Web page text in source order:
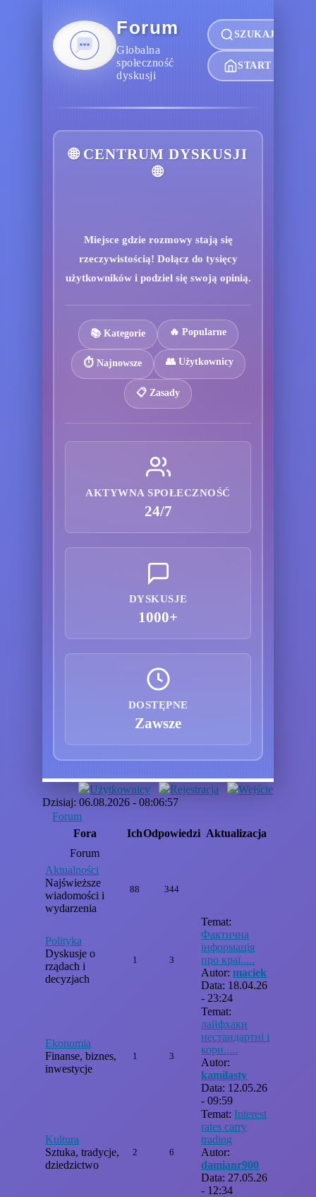
Forum
Globalna
społeczność
dyskusji
SZUKAJ
START
🌐 CENTRUM DYSKUSJI
🌐
Miejsce gdzie rozmowy stają się
rzeczywistością! Dołącz do tysięcy
użytkowników i podziel się swoją opinią.
📚 Kategorie 🔥 Popularne
⏱️ Najnowsze 👥 Użytkownicy
📋 Zasady
AKTYWNA SPOŁECZNOŚĆ
24/7
DYSKUSJE
1000+
DOSTĘPNE
Zawsze
Użytkownicy Rejestracja
Wejście
Dzisiaj: 06.08.2026 - 08:06:57
Forum
Fora
IchOdpowiedzi Aktualizacja
Forum
Aktualności
Najświeższe
wiadomości i
wydarzenia
88 344
Polityka
Dyskusje o
rządach i
decyzjach
1 3
Temat:
Фактична
інформація
про краї.....
Autor:maciek
Data: 18.04.26
- 23:24
Ekonomia
Finanse, biznes,
inwestycje
1 3
Temat:
лайфхаки
нестандартні і
кори.....
Autor:
kamilasty
Data: 12.05.26
- 09:59
Kultura
Sztuka, tradycje,
dziedzictwo
2 6
Temat: Interest
rates carry
trading
Autor:
damianr900
Data: 27.05.26
- 12:34